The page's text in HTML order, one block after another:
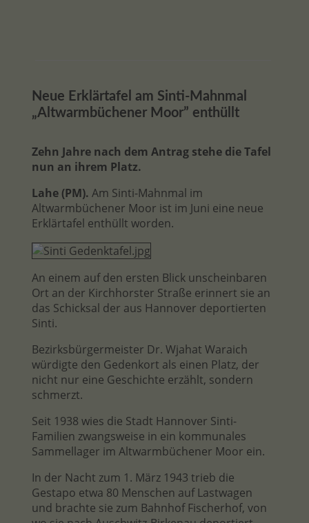
Neue Erklärtafel am Sinti-Mahnmal
„Altwarmbüchener Moor” enthüllt
Zehn Jahre nach dem Antrag stehe die Tafel
nun an ihrem Platz.
Lahe (PM). Am Sinti-Mahnmal im
Altwarmbüchener Moor ist im Juni eine neue
Erklärtafel enthüllt worden.
An einem auf den ersten Blick unscheinbaren
Ort an der Kirchhorster Straße erinnert sie an
das Schicksal der aus Hannover deportierten
Sinti.
Bezirksbürgermeister Dr. Wjahat Waraich
würdigte den Gedenkort als einen Platz, der
nicht nur eine Geschichte erzählt, sondern
schmerzt.
Seit 1938 wies die Stadt Hannover Sinti-
Familien zwangsweise in ein kommunales
Sammellager im Altwarmbüchener Moor ein.
In der Nacht zum 1. März 1943 trieb die
Gestapo etwa 80 Menschen auf Lastwagen
und brachte sie zum Bahnhof Fischerhof, von